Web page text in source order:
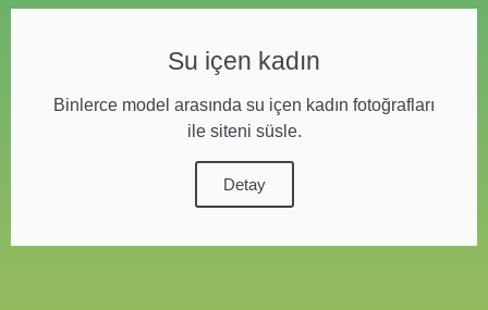
Su içen kadın
Binlerce model arasında su içen kadın fotoğrafları
ile siteni süsle.
Detay